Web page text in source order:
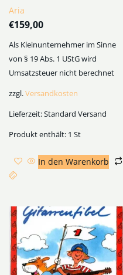
Aria
€159,00
Als Kleinunternehmer im Sinne
von § 19 Abs. 1 UStG wird
Umsatzsteuer nicht berechnet
zzgl.Versandkosten
Lieferzeit:Standard Versand
Produkt enthält: 1 St
In den Warenkorb